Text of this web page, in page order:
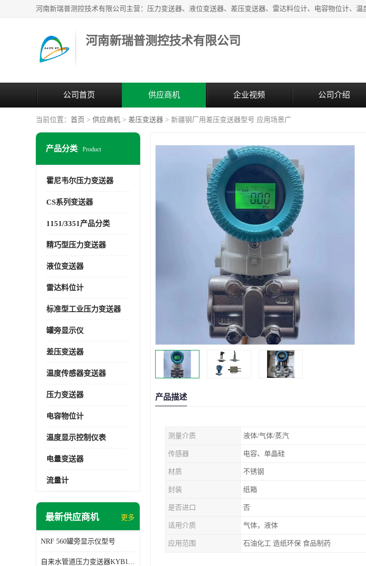
河南新瑞普测控技术有限公司
公司首页 供应商机 企业视频 公司介绍
当前位置： 首页 > 供应商机 > 差压变送器 > 新疆钢厂用差压变送器型号 应用场景广
产品分类 Product
霍尼韦尔压力变送器
CS系列变送器
1151/3351产品分类
精巧型压力变送器
液位变送器
雷达料位计
标准型工业压力变送器
罐旁显示仪
差压变送器
温度传感器变送器
压力变送器
电容物位计
温度显示控制仪表
电量变送器
流量计
最新供应商机 更多
NRF 560罐旁显示仪型号
自来水管道压力变送器KYB11G03M2型号 使用方便
产品描述
测量介质 液体/气体/蒸汽
传感器 电容、单晶硅
材质 不锈钢
封装 纸箱
是否进口 否
适用介质 气体，液体
应用范围 石油化工 造纸环保 食品制药